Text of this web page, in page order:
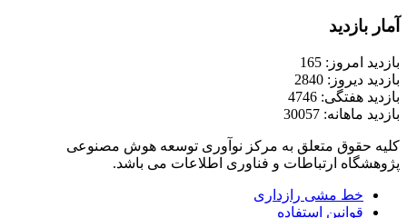
آمار بازدید
بازدید امروز: 165
بازدید دیروز: 2840
بازدید هفتگی: 4746
بازدید ماهانه: 30057
کلیه حقوق متعلق به مرکز نوآوری توسعه هوش مصنوعی
پژوهشگاه ارتباطات و فناوری اطلاعات می باشد.
خط مشی رازداری
قوانین استفاده